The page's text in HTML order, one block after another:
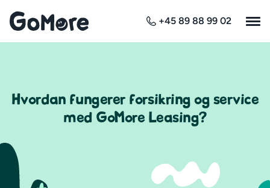
+45 89 88 99 02
Hvordan fungerer forsikring og service
med GoMore Leasing?